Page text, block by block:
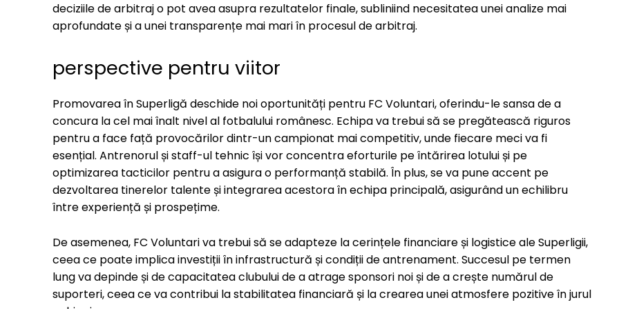
deciziile de arbitraj o pot avea asupra rezultatelor finale, subliniind necesitatea unei analize mai
aprofundate și a unei transparențe mai mari în procesul de arbitraj.
perspective pentru viitor
Promovarea în Superligă deschide noi oportunități pentru FC Voluntari, oferindu-le sansa de a
concura la cel mai înalt nivel al fotbalului românesc. Echipa va trebui să se pregătească riguros
pentru a face față provocărilor dintr-un campionat mai competitiv, unde fiecare meci va fi
esențial. Antrenorul și staff-ul tehnic își vor concentra eforturile pe întărirea lotului și pe
optimizarea tacticilor pentru a asigura o performanță stabilă. În plus, se va pune accent pe
dezvoltarea tinerelor talente și integrarea acestora în echipa principală, asigurând un echilibru
între experiență și prospețime.
De asemenea, FC Voluntari va trebui să se adapteze la cerințele financiare și logistice ale Superligii,
ceea ce poate implica investiții în infrastructură și condiții de antrenament. Succesul pe termen
lung va depinde și de capacitatea clubului de a atrage sponsori noi și de a crește numărul de
suporteri, ceea ce va contribui la stabilitatea financiară și la crearea unei atmosfere pozitive în jurul